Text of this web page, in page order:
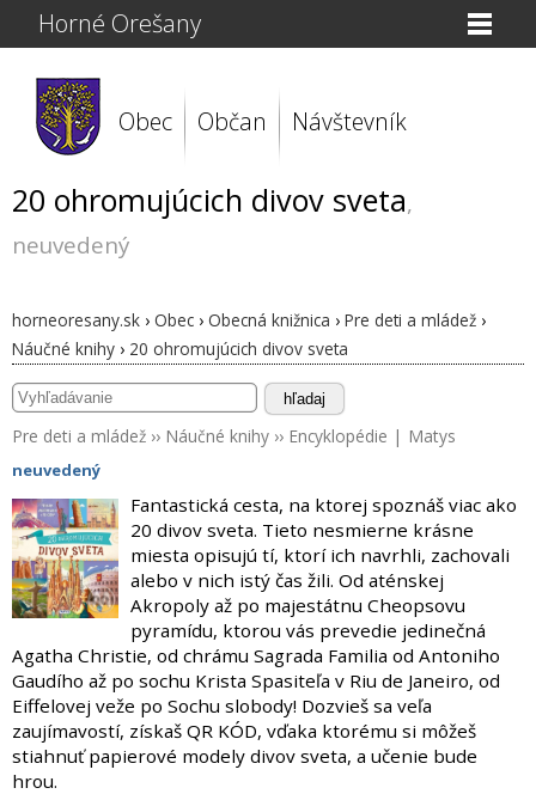
Horné Orešany
Obec Občan Návštevník
20 ohromujúcich divov sveta,
neuvedený
horneoresany.sk › Obec › Obecná knižnica › Pre deti a mládež ›
Náučné knihy › 20 ohromujúcich divov sveta
hľadaj
Pre deti a mládež ›› Náučné knihy ›› Encyklopédie | Matys
neuvedený
Fantastická cesta, na ktorej spoznáš viac ako
20 divov sveta. Tieto nesmierne krásne
miesta opisujú tí, ktorí ich navrhli, zachovali
alebo v nich istý čas žili. Od aténskej
Akropoly až po majestátnu Cheopsovu
pyramídu, ktorou vás prevedie jedinečná
Agatha Christie, od chrámu Sagrada Familia od Antoniho
Gaudího až po sochu Krista Spasiteľa v Riu de Janeiro, od
Eiffelovej veže po Sochu slobody! Dozvieš sa veľa
zaujímavostí, získaš QR KÓD, vďaka ktorému si môžeš
stiahnuť papierové modely divov sveta, a učenie bude
hrou.